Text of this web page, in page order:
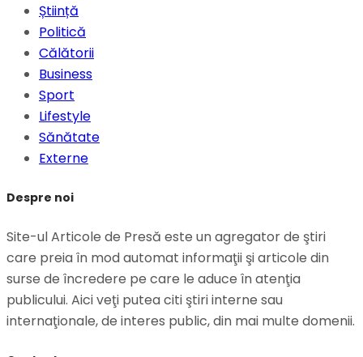
Știință
Politică
Călătorii
Business
Sport
Lifestyle
Sănătate
Externe
Despre noi
Site-ul Articole de Presă este un agregator de ştiri
care preia în mod automat informaţii şi articole din
surse de încredere pe care le aduce în atenţia
publicului. Aici veţi putea citi ştiri interne sau
internaţionale, de interes public, din mai multe domenii.